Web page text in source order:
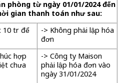
phòng từ ngày 01/01/2024 đến
gian thanh toán như sau:
10 tr để
-> Không phải lập hóa
đơn
hợp
chưa
-> Công ty Maison
phải lập hóa đơn vào
ngày 31/01/2024